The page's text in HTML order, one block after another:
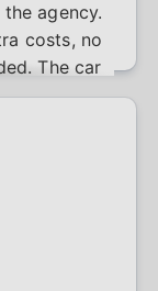
agency.
costs, no
The car
well."